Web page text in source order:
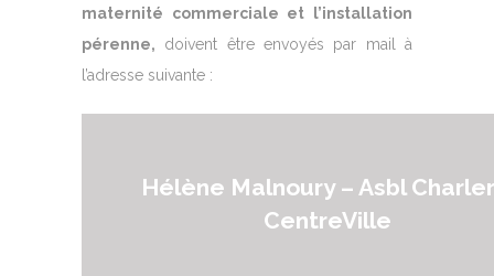
maternité commerciale et l’installation
pérenne, doivent être envoyés par mail à
l’adresse suivante :
Hélène Malnoury – Asbl
CentreVille